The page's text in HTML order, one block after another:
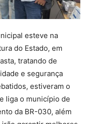
esteve na
do Estado, em
tratando de
e segurança
estiveram o
liga o município de
da BR-030, além